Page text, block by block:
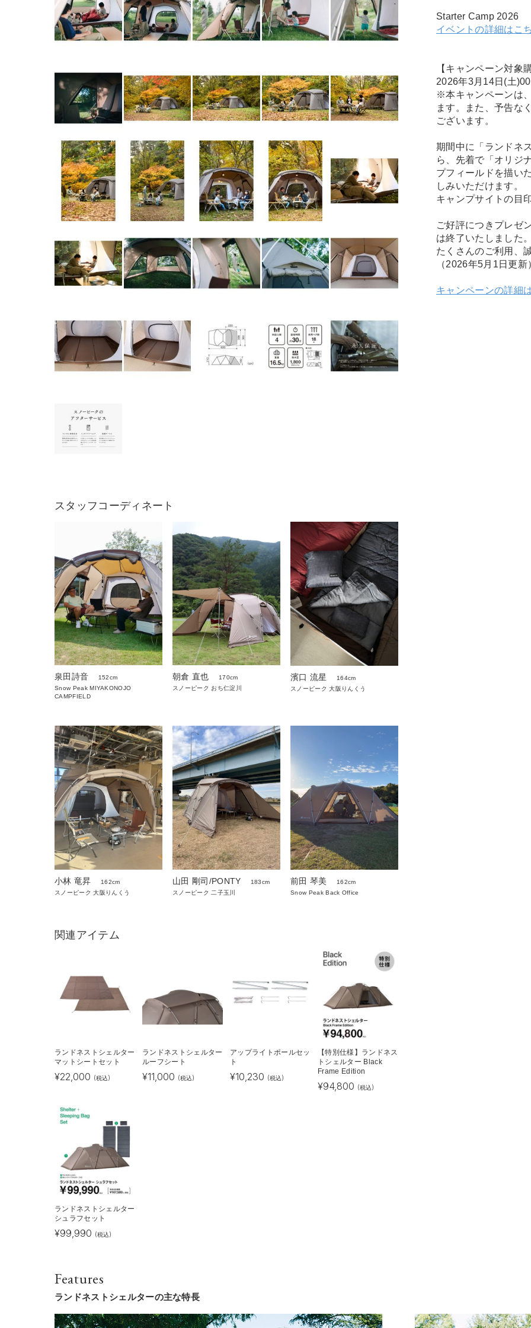
Starter Camp 2026
イベントの詳細はこ
【キャンペーン対象
2026年3月14日(土
※本キャンペーンは
ます。また、予告な
ございます。
期間中に「ランドネ
ら、先着で「オリジ
プフィールドを描い
しみいただけます。
キャンプサイトの目
ご好評につきプレゼ
は終了いたしました
たくさんのご利用、
（2026年5月1日更新
キャンペーンの詳細
スタッフコーディネート
泉田詩音
152cm
Snow Peak MIYAKONOJO
CAMPFIELD
朝倉 直也
170cm
スノーピーク おち仁淀川
濱口 流星
164cm
スノーピーク 大阪りんくう
小林 竜昇
162cm
スノーピーク 大阪りんくう
山田 剛司/PONTY
183cm
スノーピーク 二子玉川
前田 琴美
162cm
Snow Peak Back Office
関連アイテム
ランドネストシェルター
マットシートセット
¥22,000 (税込)
ランドネストシェルター
ルーフシート
¥11,000 (税込)
アップライトポールセッ
ト
¥10,230 (税込)
【特別仕様】ランドネス
トシェルター Black
Frame Edition
¥94,800 (税込)
ランドネストシェルター
シュラフセット
¥99,990 (税込)
Features
ランドネストシェルターの主な特長